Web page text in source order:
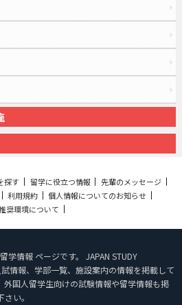
探す 留学に役立つ情報
先輩のメッセージ
利用規約
個人情報についてのお知らせ
奨環境について
学情報 ページです。 JAPAN STUDY
情報、学部一覧、施設案内の情報を掲載して
外国人留学生向けの試験情報や留学情報も掲
い。